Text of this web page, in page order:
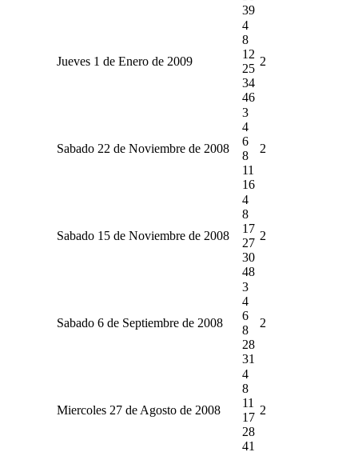
39
Jueves 1 de Enero de 2009
4
8
12
25
34
46
2
Sabado 22 de Noviembre de 2008
3
4
6
8
11
16
2
Sabado 15 de Noviembre de 2008
4
8
17
27
30
48
2
Sabado 6 de Septiembre de 2008
3
4
6
8
28
31
2
Miercoles 27 de Agosto de 2008
4
8
11
17
28
41
2